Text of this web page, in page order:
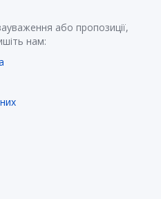
або пропозиції,
нам: